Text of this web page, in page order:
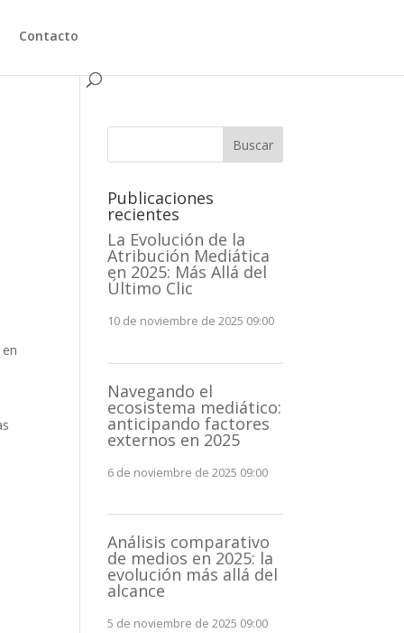
Contacto
Buscar
Publicaciones
recientes
La Evolución de la
Atribución Mediática
en 2025: Más Allá del
Último Clic
10 de noviembre de 2025 09:00
Navegando el
ecosistema mediático:
anticipando factores
externos en 2025
6 de noviembre de 2025 09:00
Análisis comparativo
de medios en 2025: la
evolución más allá del
alcance
5 de noviembre de 2025 09:00